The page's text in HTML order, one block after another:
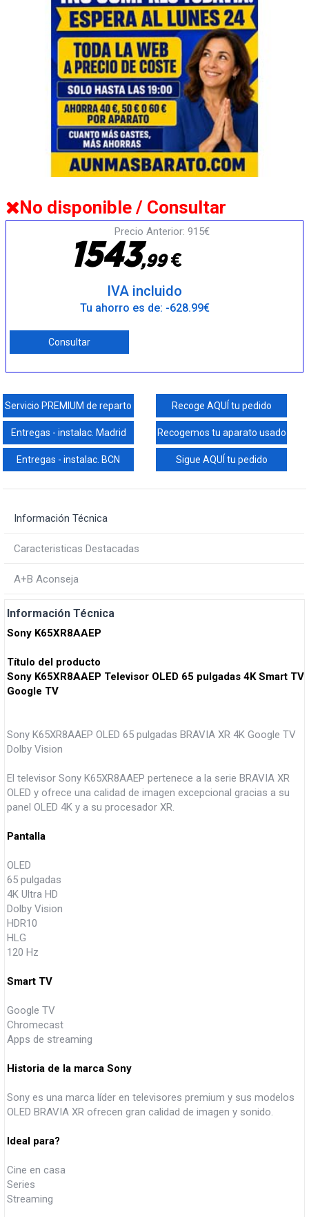
No disponible / Consultar
Precio Anterior: 915€
1543,99€
IVA incluido
Tu ahorro es de: -628.99€
Consultar
Servicio PREMIUM de reparto Recoge AQUÍ tu pedido
Entregas - instalac. Madrid Recogemos tu aparato usado
Entregas - instalac. BCN Sigue AQUÍ tu pedido
Información Técnica
Caracteristicas Destacadas
A+B Aconseja
Información Técnica
Sony K65XR8AAEP
Título del producto
Sony K65XR8AAEP Televisor OLED 65 pulgadas 4K Smart TV
Google TV
Sony K65XR8AAEP OLED 65 pulgadas BRAVIA XR 4K Google TV
Dolby Vision
El televisor Sony K65XR8AAEP pertenece a la serie BRAVIA XR
OLED y ofrece una calidad de imagen excepcional gracias a su
panel OLED 4K y a su procesador XR.
Pantalla
OLED
65 pulgadas
4K Ultra HD
Dolby Vision
HDR10
HLG
120 Hz
Smart TV
Google TV
Chromecast
Apps de streaming
Historia de la marca Sony
Sony es una marca líder en televisores premium y sus modelos
OLED BRAVIA XR ofrecen gran calidad de imagen y sonido.
Ideal para?
Cine en casa
Series
Streaming